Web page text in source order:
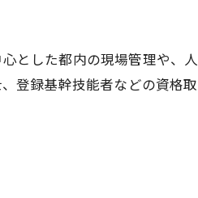
とした都内の現場管理や、人
登録基幹技能者などの資格取